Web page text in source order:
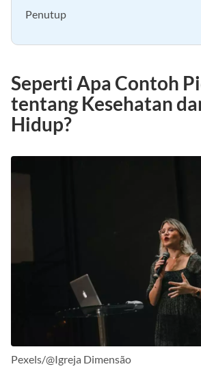
Penutup
Seperti Apa Contoh
tentang Kesehatan
Hidup?
Pexels/@Igreja Dimensão